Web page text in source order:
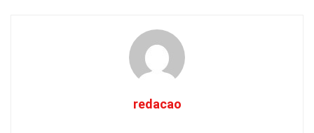
redacao